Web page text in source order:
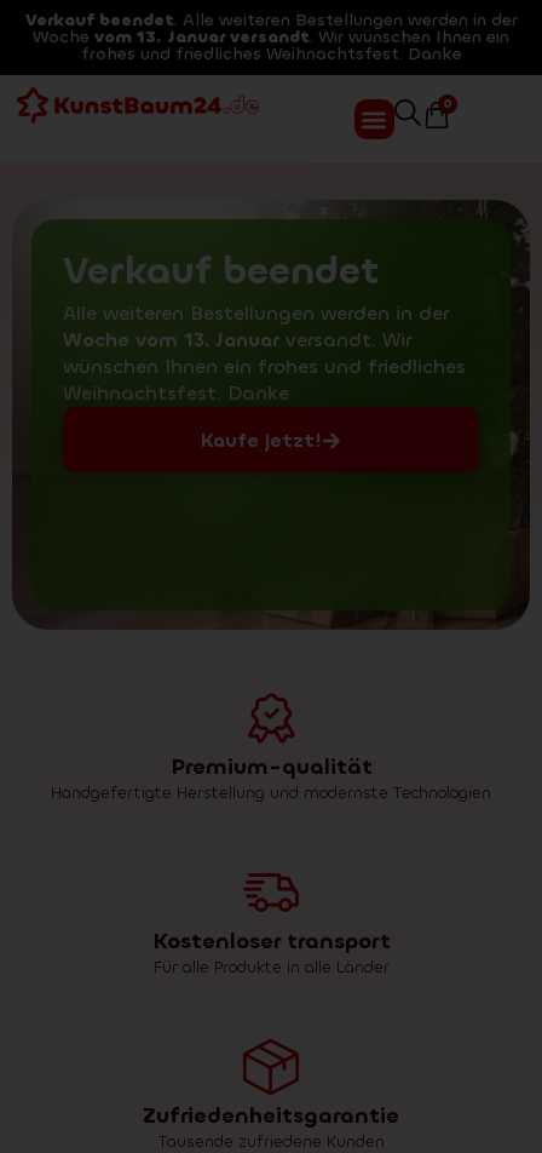
Verkauf beendet. Alle weiteren Bestellungen werden in der
Woche vom 13. Januar versandt. Wir wünschen Ihnen ein
frohes und friedliches Weihnachtsfest. Danke
0
Verkauf beendet
Alle weiteren Bestellungen werden in der
Woche vom 13. Januar versandt. Wir
wünschen Ihnen ein frohes und friedliches
Weihnachtsfest. Danke
Kaufe jetzt!
Premium-qualität
Handgefertigte Herstellung und modernste Technologien
Kostenloser transport
Für alle Produkte in alle Länder
Zufriedenheitsgarantie
Tausende zufriedene Kunden